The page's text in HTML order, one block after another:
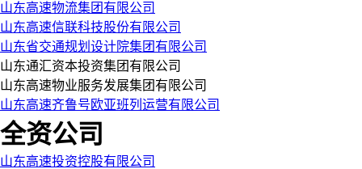
山东高速物流集团有限公司
山东高速信联科技股份有限公司
山东省交通规划设计院集团有限公司
山东通汇资本投资集团有限公司
山东高速物业服务发展集团有限公司
山东高速齐鲁号欧亚班列运营有限公司
全资公司
山东高速投资控股有限公司